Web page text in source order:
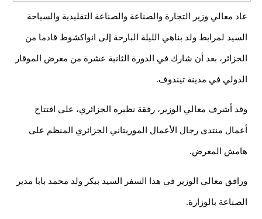
عاد معالي وزير التجارة والصناعة والصناعة التقليدية والسياحة
السيد لمرابط ولد بناهي الليلة البارحة إلى انواكشوط قادما من
الجزائر، بعد أن شارك في الدورة الثانية عشرة من معرض الموقار
الدولي في مدينة تيندوف.
وقد أشرف معالي الوزير، رفقة نظيره الجزائري، على افتتاح
أعمال منتدى رجال الأعمال الموريتاني الجزائري المنظم على
هامش المعرض.
ورافق معالي الوزير في هذا السفر السيد ببكر ولد محمد بابا مدير
الصناعة بالوزارة.